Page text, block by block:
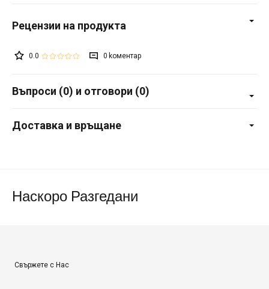
0.0 0
Въпроси (0) и отговори (0)
Доставка и връщане
Наскоро Разгедани
Свържете с Нас